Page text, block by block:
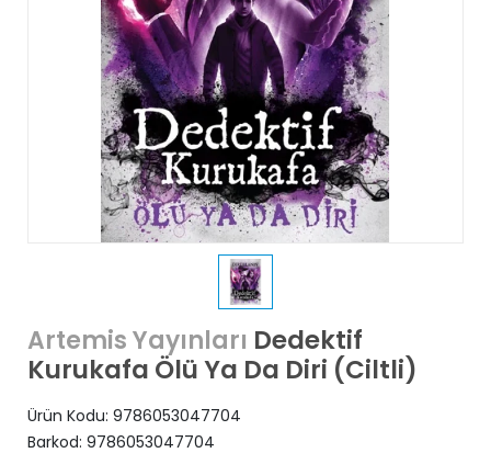
Artemis Yayınları Dedektif
Kurukafa Ölü Ya Da Diri (Ciltli)
Ürün Kodu: 9786053047704
Barkod: 9786053047704